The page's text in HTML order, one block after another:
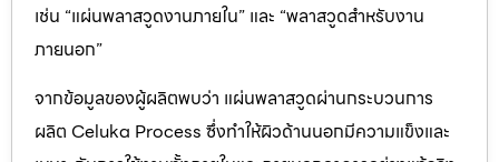
เช่น “แผ่นพลาสวูดงานภายใน” และ “พลาสวูดสำหรับงาน
ภายนอก”
จากข้อมูลของผู้ผลิตพบว่า แผ่นพลาสวูดผ่านกระบวนการ
ผลิต Celuka Process ซึ่งทำให้ผิวด้านนอกมีความแข็งและ